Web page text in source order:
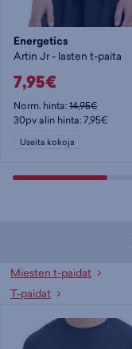
Energetics
Artin Jr - lasten t-paita
7,95€
Norm. hinta:14,95€
30pv alin hinta: 7,95€
Useita kokoja
Miesten t-paidat
T-paidat